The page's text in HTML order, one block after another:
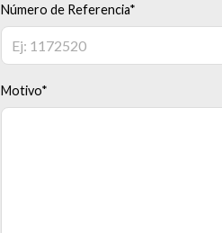
Número de Referencia*
Motivo*